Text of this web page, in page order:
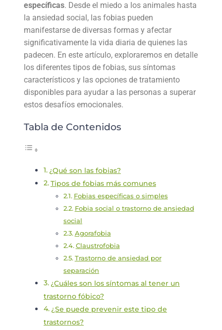
específicas. Desde el miedo a los animales hasta
la ansiedad social, las fobias pueden
manifestarse de diversas formas y afectar
significativamente la vida diaria de quienes las
padecen. En este artículo, exploraremos en detalle
los diferentes tipos de fobias, sus síntomas
característicos y las opciones de tratamiento
disponibles para ayudar a las personas a superar
estos desafíos emocionales.
Tabla de Contenidos
¿Qué son las fobias?
Tipos de fobias más comunes
Fobias específicas o simples
Fobia social o trastorno de ansiedad
social
Agorafobia
Claustrofobia
Trastorno de ansiedad por
separación
¿Cuáles son los síntomas al tener un
trastorno fóbico?
¿Se puede prevenir este tipo de
trastornos?